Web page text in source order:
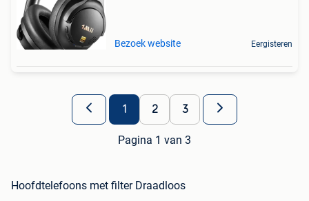
Bezoek website Eergisteren
1 2 3
Pagina 1 van 3
Hoofdtelefoons met filter Draadloos